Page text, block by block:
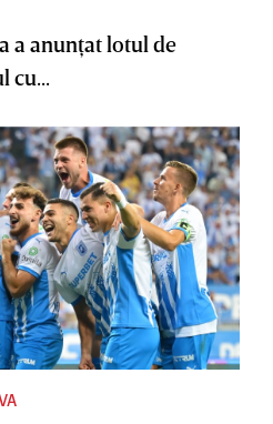
a anunţat lotul de
cu...